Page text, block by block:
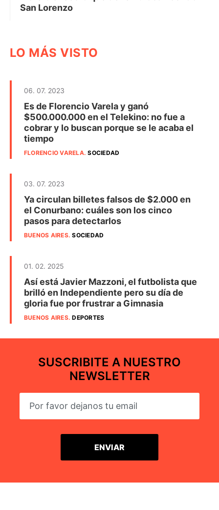
San Lorenzo
LO MÁS VISTO
06. 07. 2023
Es de Florencio Varela y ganó
$500.000.000 en el Telekino: no fue a
cobrar y lo buscan porque se le acaba el
tiempo
FLORENCIO VARELA.SOCIEDAD
03. 07. 2023
Ya circulan billetes falsos de $2.000 en
el Conurbano: cuáles son los cinco
pasos para detectarlos
BUENOS AIRES.SOCIEDAD
01. 02. 2025
Así está Javier Mazzoni, el futbolista que
brilló en Independiente pero su día de
gloria fue por frustrar a Gimnasia
BUENOS AIRES.DEPORTES
SUSCRIBITE A NUESTRO
NEWSLETTER